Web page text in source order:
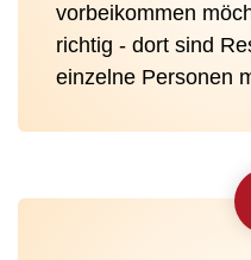
vorbeikommen
richtig - dort sind
einzelne Personen